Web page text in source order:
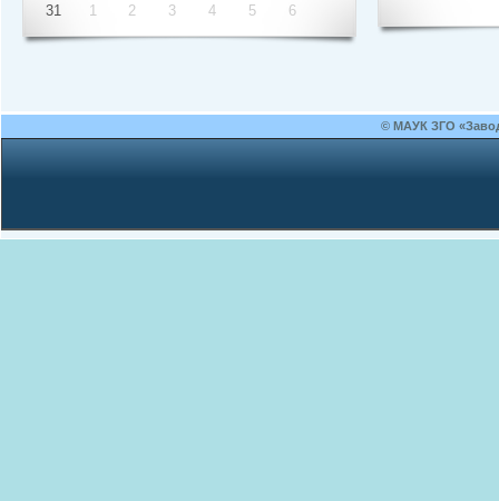
31
1 2 3 4 5 6
© МАУК ЗГО